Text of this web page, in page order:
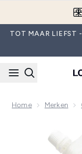
TOT MAAR LIEFST
Home Merken
Now showing image 1